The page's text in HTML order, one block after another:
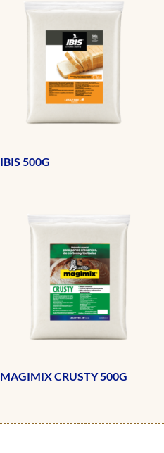
IBIS 500G
MAGIMIX CRUSTY 500G